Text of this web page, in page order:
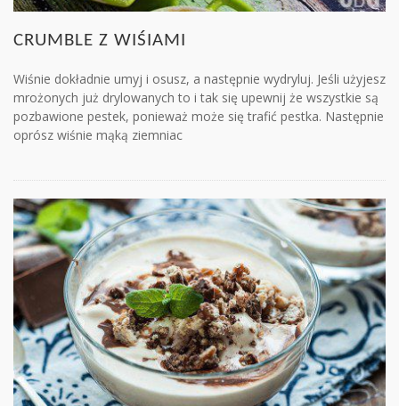
CRUMBLE Z WIŚIAMI
Wiśnie dokładnie umyj i osusz, a następnie wydryluj. Jeśli użyjesz
mrożonych już drylowanych to i tak się upewnij że wszystkie są
pozbawione pestek, ponieważ może się trafić pestka. Następnie
oprósz wiśnie mąką ziemniac